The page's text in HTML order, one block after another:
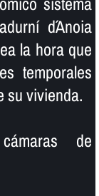
d´Anoia
la hora que
temporales
su vivienda.
de